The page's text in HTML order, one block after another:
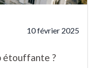
10 février 2025
étouffante ?